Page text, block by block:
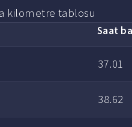
kilometre tablosu
Saat
37.01
38.62